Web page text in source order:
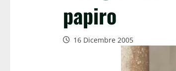
papiro
16 Dicembre 2005